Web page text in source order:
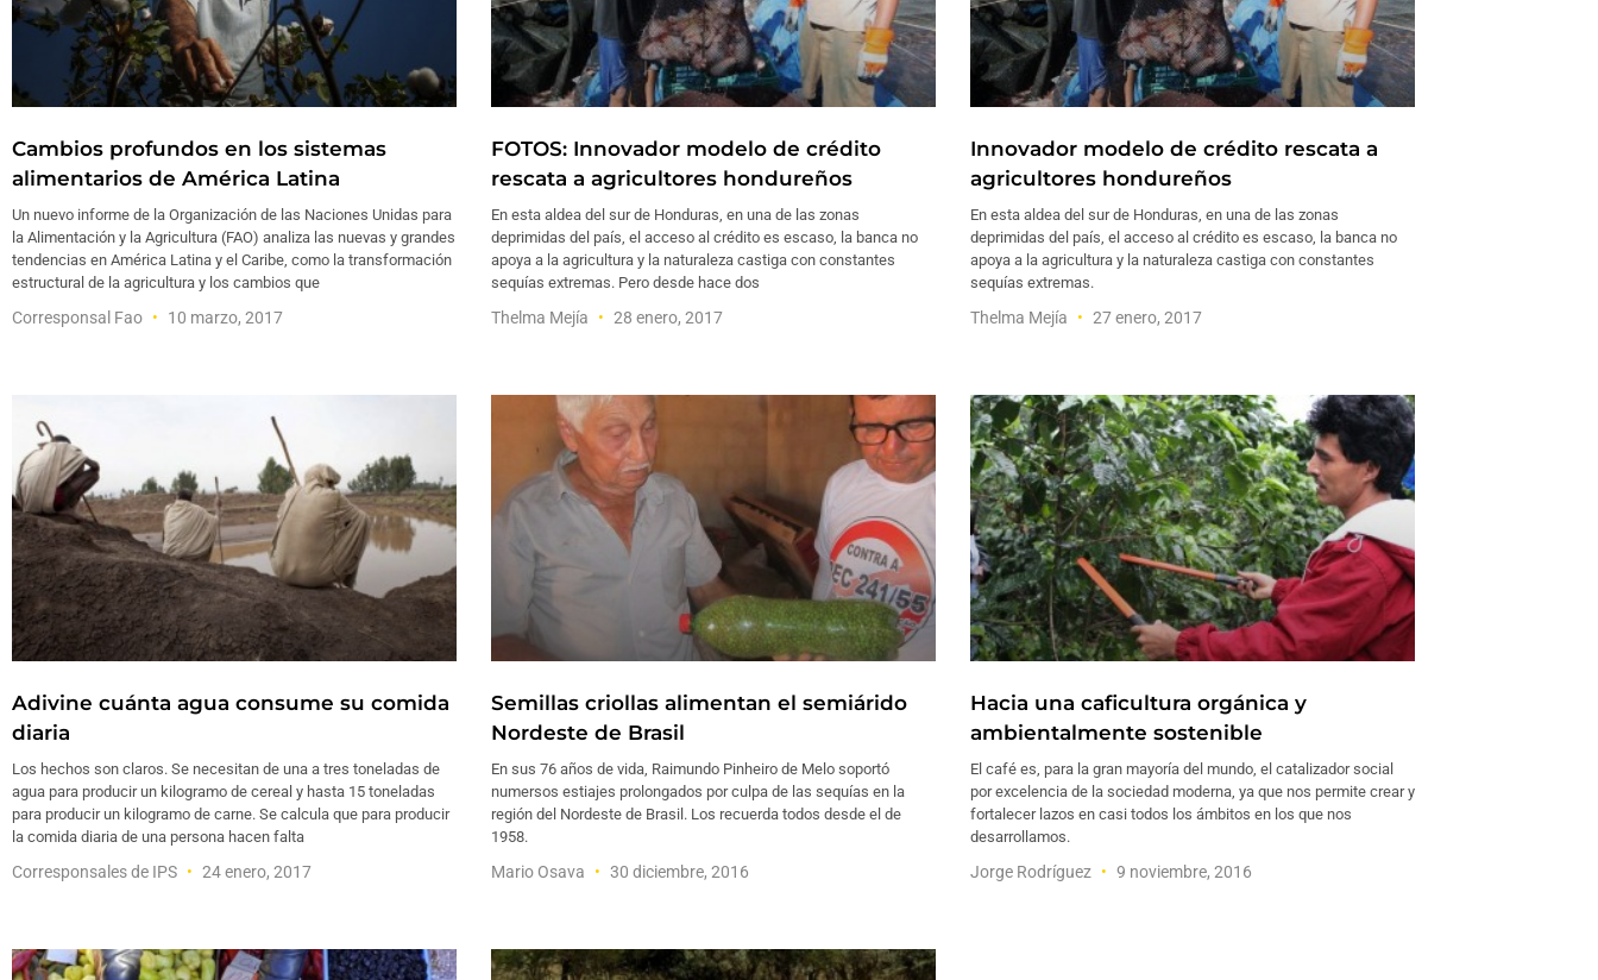
Cambios profundos en los sistemas
alimentarios de América Latina
Un nuevo informe de la Organización de las Naciones Unidas para
la Alimentación y la Agricultura (FAO) analiza las nuevas y grandes
tendencias en América Latina y el Caribe, como la transformación
estructural de la agricultura y los cambios que
Corresponsal Fao 10 marzo, 2017
FOTOS: Innovador modelo de crédito
rescata a agricultores hondureños
En esta aldea del sur de Honduras, en una de las zonas
deprimidas del país, el acceso al crédito es escaso, la banca no
apoya a la agricultura y la naturaleza castiga con constantes
sequías extremas. Pero desde hace dos
Thelma Mejía 28 enero, 2017
Innovador modelo de crédito rescata a
agricultores hondureños
En esta aldea del sur de Honduras, en una de las zonas
deprimidas del país, el acceso al crédito es escaso, la banca no
apoya a la agricultura y la naturaleza castiga con constantes
sequías extremas.
Thelma Mejía 27 enero, 2017
Adivine cuánta agua consume su comida
diaria
Los hechos son claros. Se necesitan de una a tres toneladas de
agua para producir un kilogramo de cereal y hasta 15 toneladas
para producir un kilogramo de carne. Se calcula que para producir
la comida diaria de una persona hacen falta
Corresponsales de IPS 24 enero, 2017
Semillas criollas alimentan el semiárido
Nordeste de Brasil
En sus 76 años de vida, Raimundo Pinheiro de Melo soportó
numersos estiajes prolongados por culpa de las sequías en la
región del Nordeste de Brasil. Los recuerda todos desde el de
1958.
Mario Osava 30 diciembre, 2016
Hacia una caficultura orgánica y
ambientalmente sostenible
El café es, para la gran mayoría del mundo, el catalizador social
por excelencia de la sociedad moderna, ya que nos permite crear y
fortalecer lazos en casi todos los ámbitos en los que nos
desarrollamos.
Jorge Rodríguez 9 noviembre, 2016